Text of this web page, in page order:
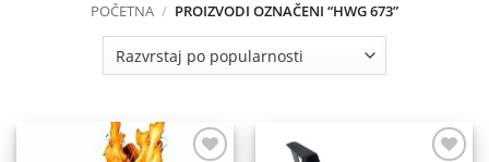
POČETNA / PROIZVODI OZNAČENI “HWG 673”